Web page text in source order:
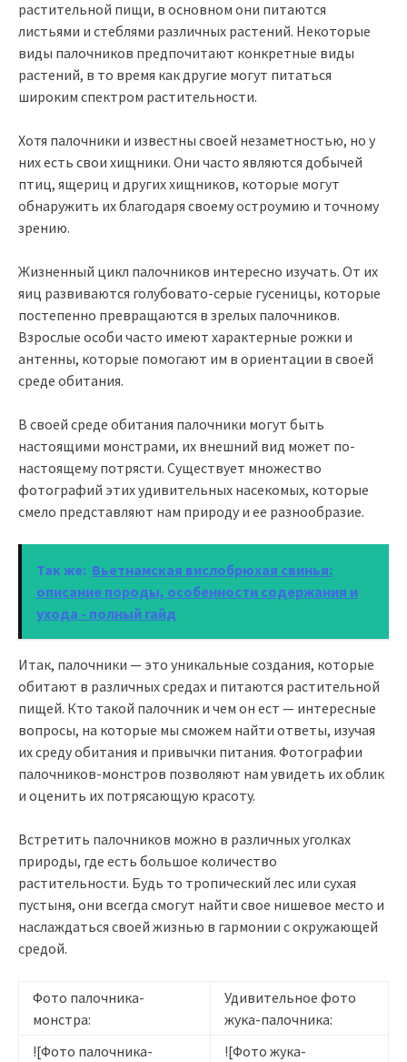
растительной пищи, в основном они питаются
листьями и стеблями различных растений. Некоторые
виды палочников предпочитают конкретные виды
растений, в то время как другие могут питаться
широким спектром растительности.
Хотя палочники и известны своей незаметностью, но у
них есть свои хищники. Они часто являются добычей
птиц, ящериц и других хищников, которые могут
обнаружить их благодаря своему остроумию и точному
зрению.
Жизненный цикл палочников интересно изучать. От их
яиц развиваются голубовато-серые гусеницы, которые
постепенно превращаются в зрелых палочников.
Взрослые особи часто имеют характерные рожки и
антенны, которые помогают им в ориентации в своей
среде обитания.
В своей среде обитания палочники могут быть
настоящими монстрами, их внешний вид может по-
настоящему потрясти. Существует множество
фотографий этих удивительных насекомых, которые
смело представляют нам природу и ее разнообразие.
Так же: Вьетнамская вислобрюхая свинья:
описание породы, особенности содержания и
ухода - полный гайд
Итак, палочники — это уникальные создания, которые
обитают в различных средах и питаются растительной
пищей. Кто такой палочник и чем он ест — интересные
вопросы, на которые мы сможем найти ответы, изучая
их среду обитания и привычки питания. Фотографии
палочников-монстров позволяют нам увидеть их облик
и оценить их потрясающую красоту.
Встретить палочников можно в различных уголках
природы, где есть большое количество
растительности. Будь то тропический лес или сухая
пустыня, они всегда смогут найти свое нишевое место и
наслаждаться своей жизнью в гармонии с окружающей
средой.
Фото палочника-
монстра:
Удивительное фото
жука-палочника:
![Фото палочника-
![Фото жука-